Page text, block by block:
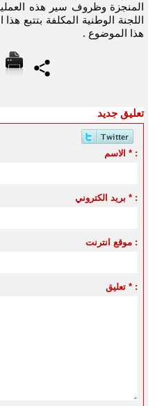
المنجزة وظروف سير هذه
اللجنة الوطنية المكلفة بتتبع
هذا الموضوع .
تعليق جديد
الاسم * :
بريد الكتروني * :
موقع انترنت :
تعليق * :